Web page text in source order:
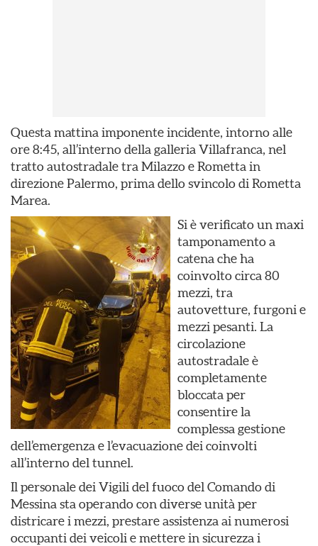
Questa mattina imponente incidente, intorno alle
ore 8:45, all’interno della galleria Villafranca, nel
tratto autostradale tra Milazzo e Rometta in
direzione Palermo, prima dello svincolo di Rometta
Marea.
Si è verificato un maxi
tamponamento a
catena che ha
coinvolto circa 80
mezzi, tra
autovetture, furgoni e
mezzi pesanti. La
circolazione
autostradale è
completamente
bloccata per
consentire la
complessa gestione
dell’emergenza e l’evacuazione dei coinvolti
all’interno del tunnel.
Il personale dei Vigili del fuoco del Comando di
Messina sta operando con diverse unità per
districare i mezzi, prestare assistenza ai numerosi
occupanti dei veicoli e mettere in sicurezza i